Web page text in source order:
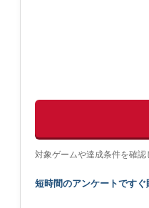
対象ゲームや達成条件を確認
短時間のアンケートですぐ